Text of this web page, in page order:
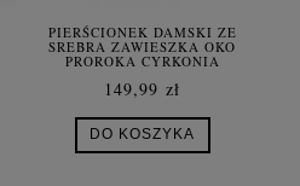
PIERŚCIONEK DAMSKI ZE
SREBRA ZAWIESZKA OKO
PROROKA CYRKONIA
149,99 zł
DO KOSZYKA